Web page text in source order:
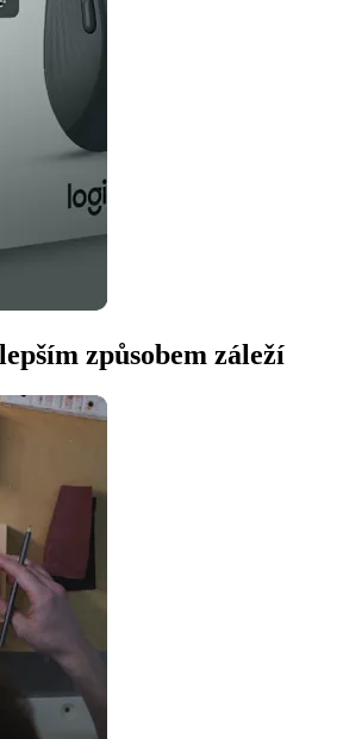
způsobem záleží